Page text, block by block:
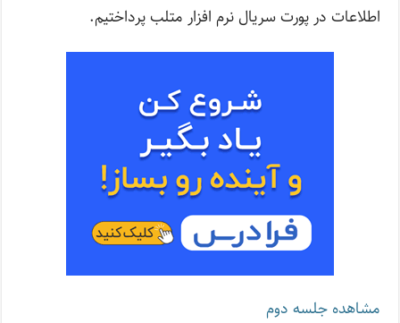
اطلاعات در پورت سریال نرم افزار متلب پرداختیم.
مشاهده جلسه دوم